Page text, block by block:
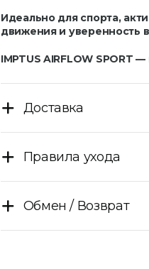
Идеально для спорта,
движения и уверенность
IMPTUS AIRFLOW SPORT
Доставка
Правила ухода
Обмен / Возврат